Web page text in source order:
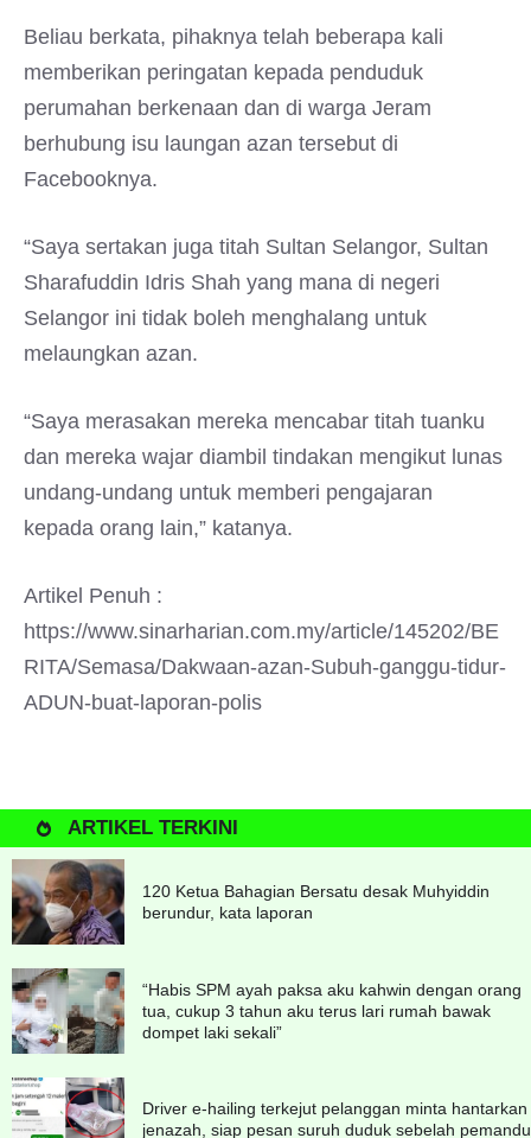
Beliau berkata, pihaknya telah beberapa kali
memberikan peringatan kepada penduduk
perumahan berkenaan dan di warga Jeram
berhubung isu laungan azan tersebut di
Facebooknya.
“Saya sertakan juga titah Sultan Selangor, Sultan
Sharafuddin Idris Shah yang mana di negeri
Selangor ini tidak boleh menghalang untuk
melaungkan azan.
“Saya merasakan mereka mencabar titah tuanku
dan mereka wajar diambil tindakan mengikut lunas
undang-undang untuk memberi pengajaran
kepada orang lain,” katanya.
Artikel Penuh :
https://www.sinarharian.com.my/article/145202/BE
RITA/Semasa/Dakwaan-azan-Subuh-ganggu-tidur-
ADUN-buat-laporan-polis
ARTIKEL TERKINI
120 Ketua Bahagian Bersatu desak Muhyiddin
berundur, kata laporan
“Habis SPM ayah paksa aku kahwin dengan orang
tua, cukup 3 tahun aku terus lari rumah bawak
dompet laki sekali”
Driver e-hailing terkejut pelanggan minta hantarkan
jenazah, siap pesan suruh duduk sebelah pemandu